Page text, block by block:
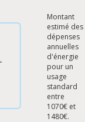
Montant
estimé des
dépenses
annuelles
d'énergie
pour un
usage
standard
entre
1070€ et
1480€.